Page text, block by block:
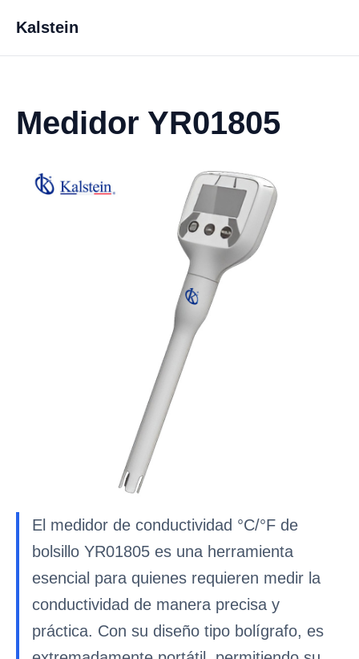
Kalstein
Medidor YR01805
El medidor de conductividad °C/°F de
bolsillo YR01805 es una herramienta
esencial para quienes requieren medir la
conductividad de manera precisa y
práctica. Con su diseño tipo bolígrafo, es